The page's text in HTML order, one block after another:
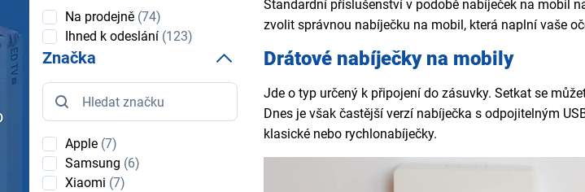
Standardní příslušenství v podobě nabíječek na mobil
zvolit správnou nabíječku na mobil, která naplní vaše
Drátové nabíječky na mobily
Jde o typ určený k připojení do zásuvky. Setkat se
Dnes je však častější verzí nabíječka s odpojitelným
klasické nebo rychlonabíječky.
Dostupnost
Na prodejně (74)
Ihned k odeslání (123)
Značka
Značka
Apple (7)
Samsung (6)
Xiaomi (7)